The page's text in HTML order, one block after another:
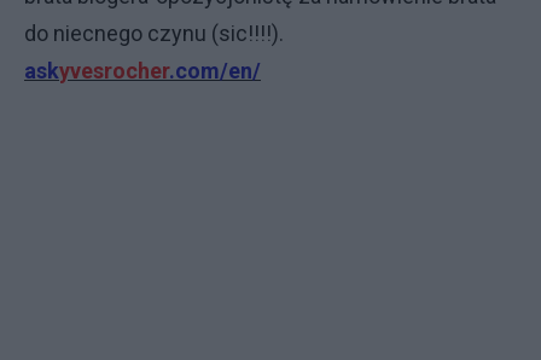
do niecnego czynu (sic!!!!).
askyvesrocher.com/en/